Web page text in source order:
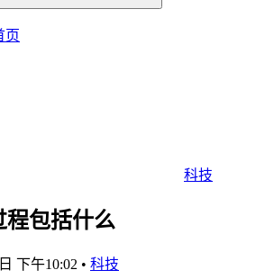
页
科技
程包括什么
下午10:02 • 科技